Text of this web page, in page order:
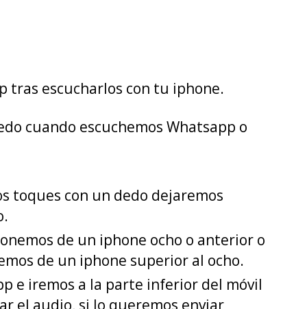
tras escucharlos con tu iphone.
cuando escuchemos Whatsapp o
toques con un dedo dejaremos
de un iphone ocho o anterior o
de un iphone superior al ocho.
e iremos a la parte inferior del móvil
el audio, si lo queremos enviar